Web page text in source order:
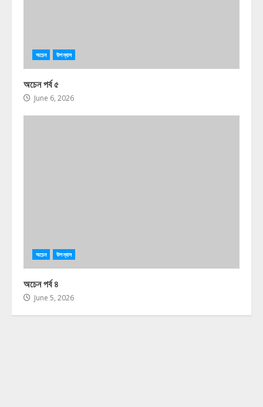
অচেন উপন্যাস
অচেন পর্ব ৫
June 6, 2026
অচেন উপন্যাস
অচেন পর্ব ৪
June 5, 2026